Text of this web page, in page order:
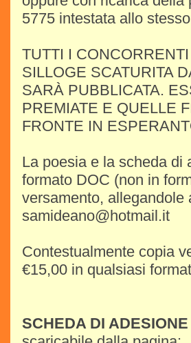
5775 intestata allo
TUTTI I
SILLOGE SCATURITA
SARÀ PUBBLICATA.
PREMIATE E QUELLE
FRONTE IN
La poesia e la scheda di
formato DOC (non in
versamento, allegandole
samideano@hotmail.it
Contestualmente copia
€15,00 in qualsiasi
SCHEDA DI ADESIONE